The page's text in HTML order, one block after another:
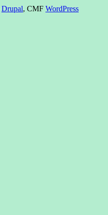
Drupal, CMF WordPress